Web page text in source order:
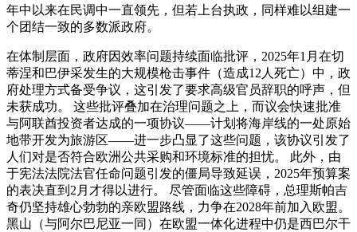
年中以来在民调中一直领先，但若上台执政，同样难以组建一
个团结一致的多数派政府。
在体制层面，政府因效率问题持续面临批评，2025年1月在切
蒂涅和巴伊采发生的大规模枪击事件（造成12人死亡）中，政
府处理方式备受争议，这引发了要求高级官员辞职的呼声，但
未获成功。 这些批评叠加在治理问题之上，而议会快速批准
与阿联酋投资者达成的一项协议——计划将海岸线的一处原始
地带开发为旅游区——进一步凸显了这些问题，该协议引发了
人们对是否符合欧洲公共采购和环境标准的担忧。 此外，由
于宪法法院法官任命问题引发的僵局导致延误，2025年预算案
的表决直到2月才得以进行。 尽管面临这些障碍，总理斯帕吉
奇仍坚持雄心勃勃的亲欧盟路线，力争在2028年前加入欧盟。
黑山（与阿尔巴尼亚一同）在欧盟一体化进程中仍是西巴尔干